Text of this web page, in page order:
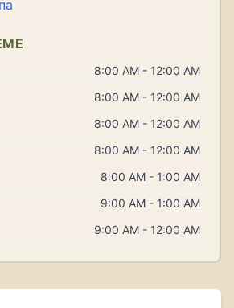
8:00 AM - 12:00 AM
8:00 AM - 12:00 AM
8:00 AM - 12:00 AM
8:00 AM - 12:00 AM
8:00 AM - 1:00 AM
9:00 AM - 1:00 AM
9:00 AM - 12:00 AM